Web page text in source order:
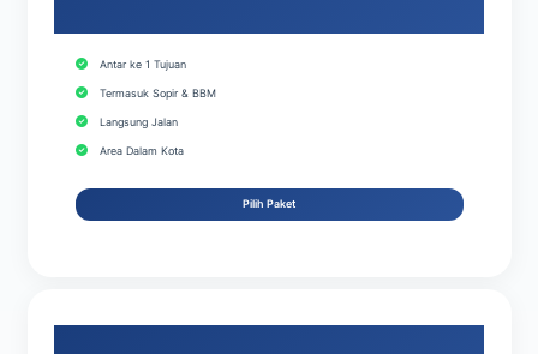
Antar ke 1 Tujuan
Termasuk Sopir & BBM
Langsung Jalan
Area Dalam Kota
Pilih Paket